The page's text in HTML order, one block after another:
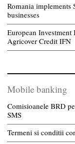
Romania implements
businesses
European
Agricover Credit IFN
Mobile banking
Comisioanele BRD
SMS
Termeni si conditii